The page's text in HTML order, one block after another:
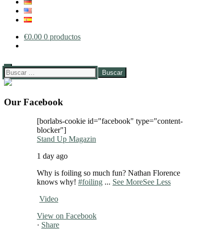
€0.00 0 productos
Buscar:
Our Facebook
[borlabs-cookie id="facebook" type="content-
blocker"]
Stand Up Magazin
1 day ago
Why is foiling so much fun? Nathan Florence
knows why! #foiling ... See MoreSee Less
Video
View on Facebook
· Share